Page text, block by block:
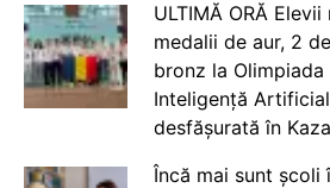
ULTIMĂ ORĂ
medalii de aur, 2
bronz la
Inteligență
desfășurată în
Încă mai sunt școli